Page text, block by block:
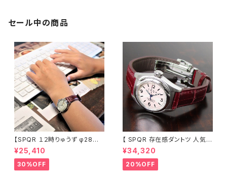
セール中の商品
【SPQR １２時りゅうず φ28m
m絶妙サイズ ・ THE SPQR
のコンセプトを踏襲 シンプル・レ
トロ 懐かしいデザイン】 SP
QR Ｕｂｕｄ-Ｑ × シルバー文
¥25,410
30%OFF
【 SPQR 存在感ダントツ 人気の
１２時りゅうず 手巻付自動巻
機械式】 Ｕｂｕｄ機械式 アイ
ボリー文字盤 × 臙脂色・最高級
クロコダイル・SS三つ折れバッ
¥34,320
20%OFF